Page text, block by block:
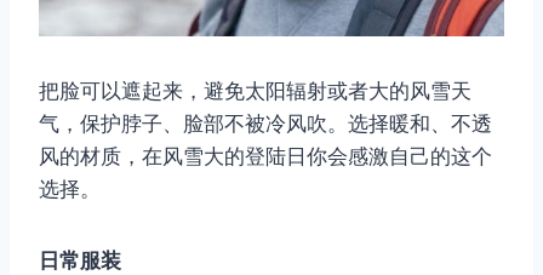
把脸可以遮起来，避免太阳辐射或者大的风雪天
气，保护脖子、脸部不被冷风吹。选择暖和、不透
风的材质，在风雪大的登陆日你会感激自己的这个
选择。
日常服装